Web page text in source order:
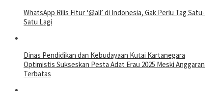
WhatsApp Rilis Fitur ‘@all’ di Indonesia, Gak Perlu Tag Satu-
Satu Lagi
Dinas Pendidikan dan Kebudayaan Kutai Kartanegara
Optimistis Sukseskan Pesta Adat Erau 2025 Meski Anggaran
Terbatas